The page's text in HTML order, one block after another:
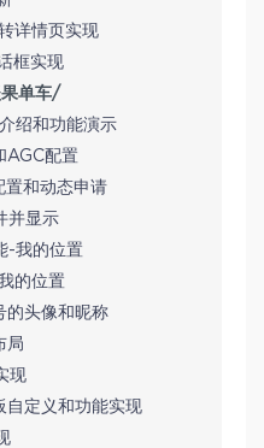
详情页实现
框实现
果单车/
绍和功能演示
AGC配置
置和动态申请
并显示
-我的位置
的位置
的头像和昵称
局
现
自定义和功能实现